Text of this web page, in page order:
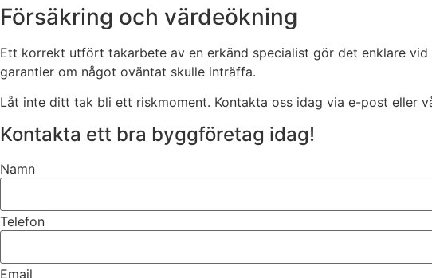
Försäkring och värdeökning
Ett korrekt utfört takarbete av en erkänd specialist gör det enklare
garantier om något oväntat skulle inträffa.
Låt inte ditt tak bli ett riskmoment. Kontakta oss idag via e-post eller
Kontakta ett bra byggföretag idag!
Namn
Telefon
Email